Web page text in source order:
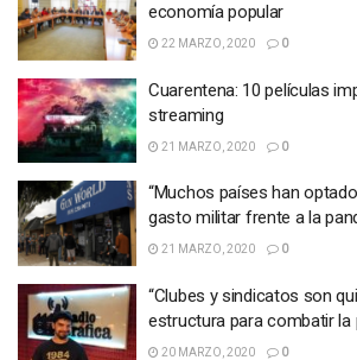
economía popular
22 MARZO, 2020 0
Cuarentena: 10 películas
streaming
21 MARZO, 2020 0
“Muchos países han
gasto militar frente a la
21 MARZO, 2020 0
“Clubes y sindicatos son
estructura para combatir la
20 MARZO, 2020 0